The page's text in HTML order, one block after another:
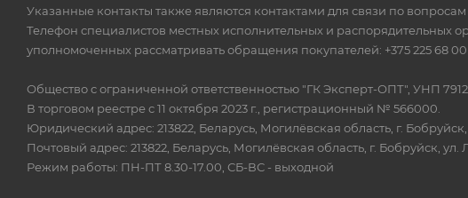
Указанные контакты также являются контактами для связи по
Телефон специалистов местных исполнительных и распорядительных
уполномоченных рассматривать обращения покупателей: +375 225 68 00
Общество с ограниченной ответственностью "ГК Эксперт-ОПТ", УНП
В торговом реестре с 11 октября 2023 г., регистрационный № 566000.
Юридический адрес: 213822, Беларусь, Могилёвская область, г.
Почтовый адрес: 213822, Беларусь, Могилёвская область, г. Бобруйск, ул.
Режим работы: ПН-ПТ 8.30-17.00, СБ-ВС - выходной